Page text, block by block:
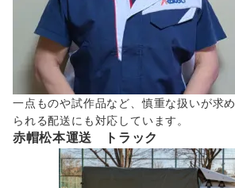
一点ものや試作品など、慎重な扱いが求め
られる配送にも対応しています。
赤帽松本運送 トラック